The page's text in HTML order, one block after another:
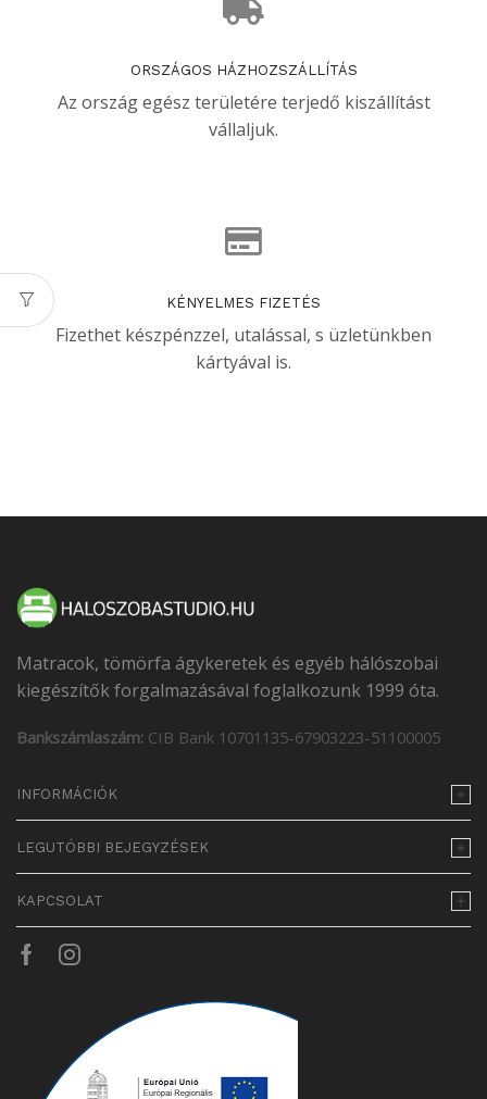
ORSZÁGOS HÁZHOZSZÁLLÍTÁS
Az ország egész területére terjedő kiszállítást
vállaljuk.
KÉNYELMES FIZETÉS
Fizethet készpénzzel, utalással, s üzletünkben
kártyával is.
Matracok, tömörfa ágykeretek és egyéb hálószobai
kiegészítők forgalmazásával foglalkozunk 1999 óta.
Bankszámlaszám: CIB Bank 10701135-67903223-51100005
INFORMÁCIÓK
LEGUTÓBBI BEJEGYZÉSEK
KAPCSOLAT
FacebookInstagram